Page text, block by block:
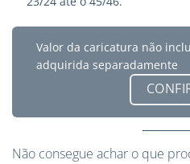
Valor da caricatura não
adquirida separadamente
Não consegue achar o que